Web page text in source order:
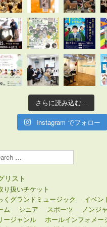
さらに読み込む...
Instagram でフォロー
リスト
り扱いチケット
くグランドミュージック
イベン
ム
シニア スポーツ
ノンジ
ージャンル
ホールインフォメー